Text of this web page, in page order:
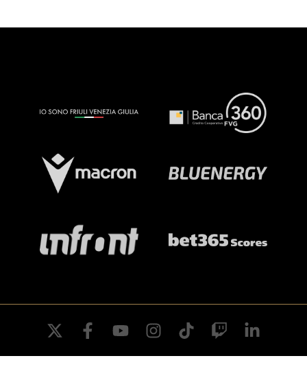
twitter facebookyoutube instagramtiktok twitch